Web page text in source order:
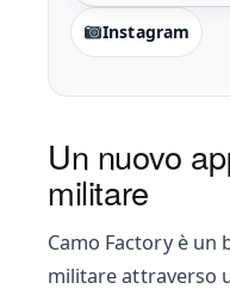
Instagram
Un nuovo
militare
Camo Factory è un
militare attraverso